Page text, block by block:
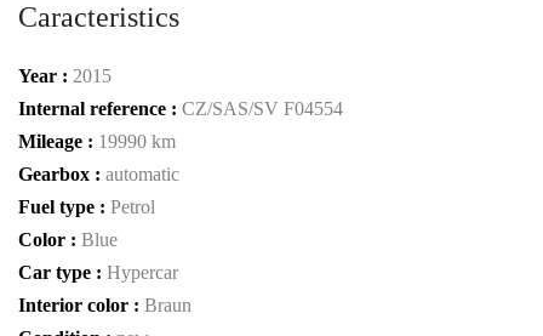
Caracteristics
Year : 2015
Internal reference : CZ/SAS/SV F04554
Mileage : 19990 km
Gearbox : automatic
Fuel type : Petrol
Color : Blue
Car type : Hypercar
Interior color : Braun